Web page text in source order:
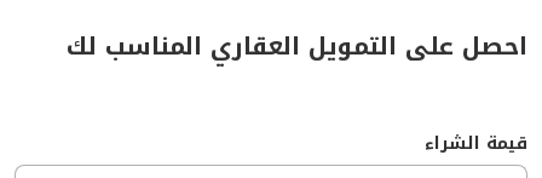
احصل على التمويل العقاري المناسب لك
قيمة الشراء